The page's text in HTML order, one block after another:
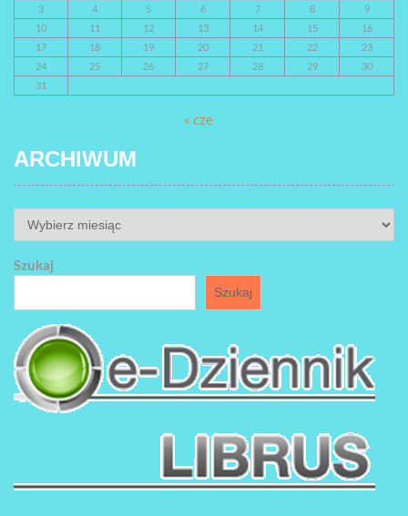
3
4 5 6 7 8
9
10
11 12 13 14 15
16
17
18 19 20 21 22
23
24
25 26 27 28 29
30
31
« cze
ARCHIWUM
ARCHIWUM
Szukaj
Szukaj